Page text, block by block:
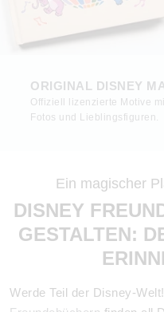
ORIGINAL DISNEY
Offiziell lizenzierte Motive
Fotos und Lieblingsfiguren.
Ein magischer
DISNEY
GESTALTEN:
Werde Teil der Disney-